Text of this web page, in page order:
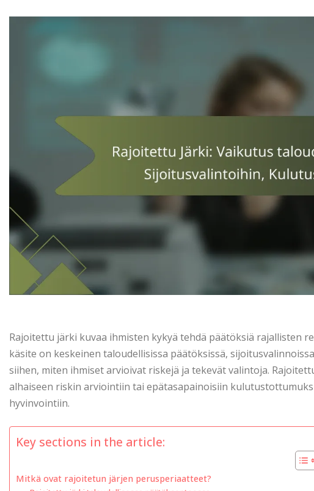
Rajoitettu järki kuvaa ihmisten kykyä tehdä päätöksiä rajallisten
käsite on keskeinen taloudellisissa päätöksissä,
siihen, miten ihmiset arvioivat riskejä ja tekevät valintoja.
alhaiseen riskin arviointiin tai epätasapainoisiin
hyvinvointiin.
Key sections in the article:
Mitkä ovat rajoitetun järjen perusperiaatteet?